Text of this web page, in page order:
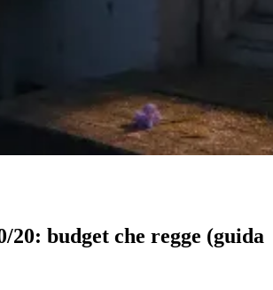
20: budget che regge (guida